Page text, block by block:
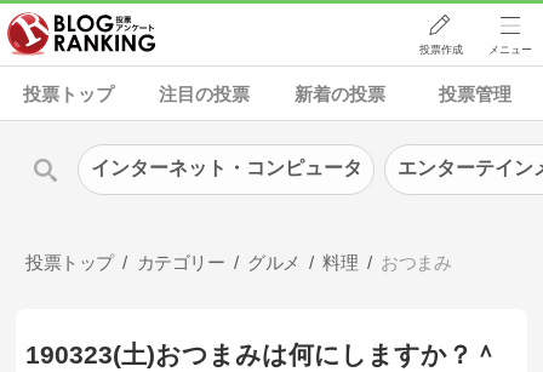
投票作成 メニュー
投票トップ 注目の投票 新着の投票 投票管理
投票トップ カテゴリー グルメ 料理 おつまみ
190323(土)おつまみは何にしますか？＾
インターネット・コンピュータ エンターテイン